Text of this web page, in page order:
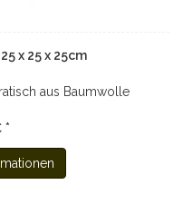
x 25 x 25cm
aus Baumwolle
*